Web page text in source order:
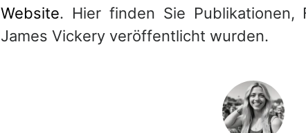
Website. Hier finden Sie
James Vickery veröffentlicht wurden.